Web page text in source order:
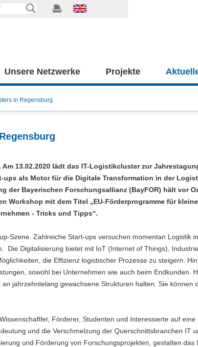
Unsere Netzwerke Projekte
in Regensburg
Am 13.02.2020 lädt das IT-Logistikcluster zur
ups als Motor für die Digitale Transformation in der
der Bayerischen Forschungsallianz (BayFOR) hält vor
Workshop mit dem Titel „EU-Förderprogramme für
- Tricks und Tipps“.
Szene. Zahlreiche Start-ups versuchen momentan Logistik
Die Digitalisierung bietet mit IoT (Internet of Things),
die Effizienz logistischer Prozesse zu steigern.
sowohl bei Unternehmen wie auch beim Endkunden.
jahrzehntelang gewachsene Strukturen halten. Sie können
Förderer, Studenten und Interessierte auf eine
und die Verschmelzung der Querschnittsbranchen IT
und Förderung von Forschungsprojekten, gestalten das